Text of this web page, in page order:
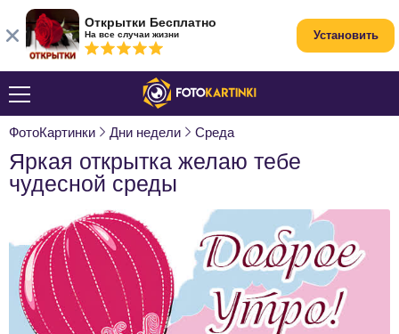
ФотоКартинки Дни недели Среда
Яркая открытка желаю тебе
чудесной среды
Открытки Бесплатно
На все случаи жизни Установить